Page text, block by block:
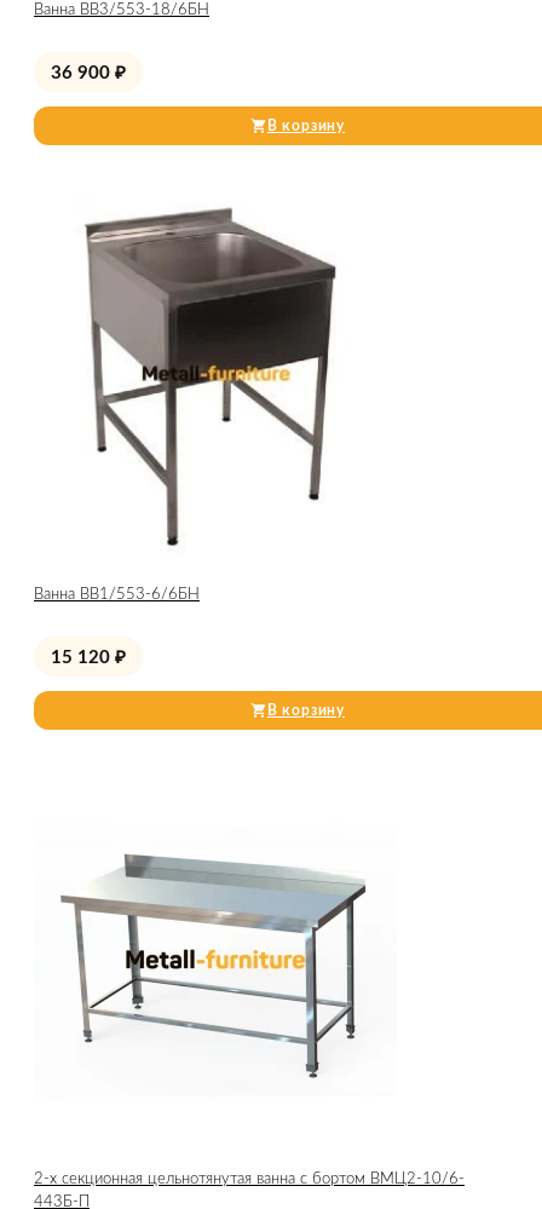
Ванна ВВ3/553-18/6БН
36 900 ₽
В корзину
Ванна ВВ1/553-6/6БН
15 120 ₽
В корзину
2-х секционная цельнотянутая ванна с бортом ВМЦ2-10/6-
443Б-П